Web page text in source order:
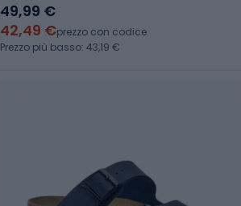
49,99 €
42,49 €prezzo con codice
Prezzo più basso: 43,19 €